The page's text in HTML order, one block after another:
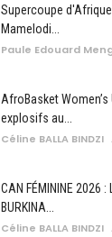
Supercoupe
Mamelodi...
Paule Edouard
AfroBasket
explosifs au...
Céline BALLA BINDZI
CAN FÉMININE 2026 :
BURKINA...
Céline BALLA BINDZI